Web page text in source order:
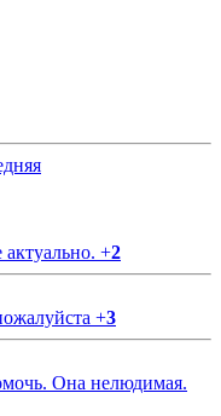
+2
+3
Она нелюдимая.